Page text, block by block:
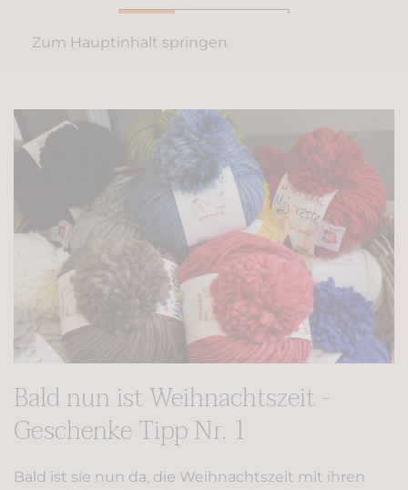
Zum Hauptinhalt springen
Bald nun ist Weihnachtszeit -
Geschenke Tipp Nr. 1
Bald ist sie nun da, die Weihnachtszeit mit ihren